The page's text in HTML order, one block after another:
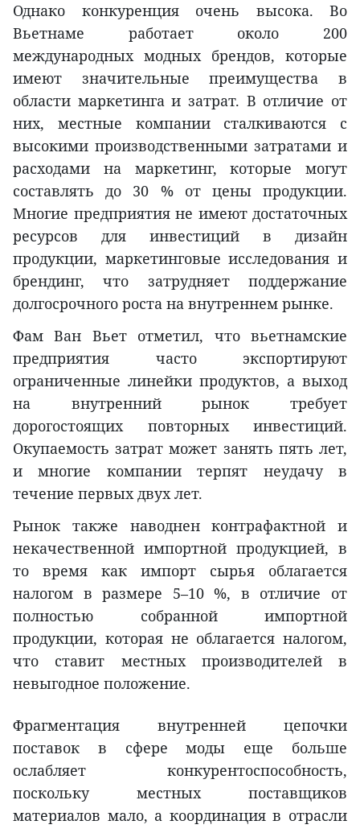
Однако конкуренция очень высока. Во
Вьетнаме работает около 200
международных модных брендов, которые
имеют значительные преимущества в
области маркетинга и затрат. В отличие от
них, местные компании сталкиваются с
высокими производственными затратами и
расходами на маркетинг, которые могут
составлять до 30 % от цены продукции.
Многие предприятия не имеют достаточных
ресурсов для инвестиций в дизайн
продукции, маркетинговые исследования и
брендинг, что затрудняет поддержание
долгосрочного роста на внутреннем рынке.
Фам Ван Вьет отметил, что вьетнамские
предприятия часто экспортируют
ограниченные линейки продуктов, а выход
на внутренний рынок требует
дорогостоящих повторных инвестиций.
Окупаемость затрат может занять пять лет,
и многие компании терпят неудачу в
течение первых двух лет.
Рынок также наводнен контрафактной и
некачественной импортной продукцией, в
то время как импорт сырья облагается
налогом в размере 5–10 %, в отличие от
полностью собранной импортной
продукции, которая не облагается налогом,
что ставит местных производителей в
невыгодное положение.
Фрагментация внутренней цепочки
поставок в сфере моды еще больше
ослабляет конкурентоспособность,
поскольку местных поставщиков
материалов мало, а координация в отрасли